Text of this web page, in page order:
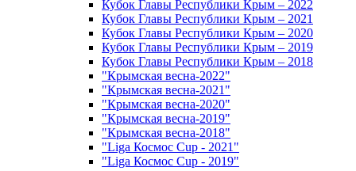
Кубок Главы Республики Крым – 2022
Кубок Главы Республики Крым – 2021
Кубок Главы Республики Крым – 2020
Кубок Главы Республики Крым – 2019
Кубок Главы Республики Крым – 2018
"Крымская весна-2022"
"Крымская весна-2021"
"Крымская весна-2020"
"Крымская весна-2019"
"Крымская весна-2018"
"Liga Космос Cup - 2021"
"Liga Космос Cup - 2019"